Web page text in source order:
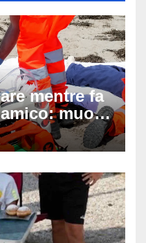
mentre fa
muore
minuti di
di